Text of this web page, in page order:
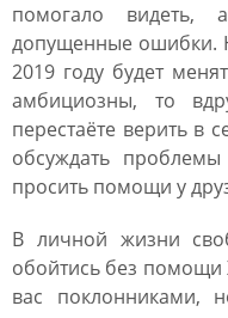
помогало видеть,
допущенные ошибки.
2019 году будет
амбициозны, то
перестаёте верить в
обсуждать
просить помощи у
В личной жизни
обойтись без
вас поклонниками,